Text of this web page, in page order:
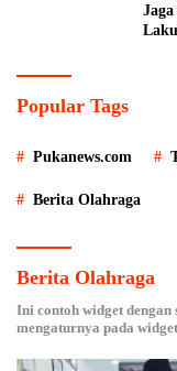
Popular Tags
Pukanews.com
Berita Olahraga
Berita Olahraga
Ini contoh widget
mengaturnya pada